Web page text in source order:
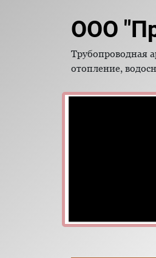
ООО
Трубопроводная
отопление,